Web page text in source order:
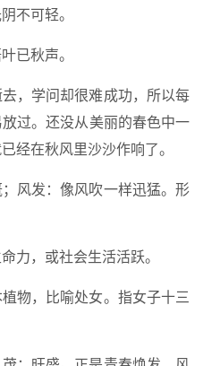
不可轻。
已秋声。
，学问却很难成功，所以每
过。还没从美丽的春色中一
经在秋风里沙沙作响了。
风发：像风吹一样迅猛。形
力，或社会生活活跃。
物，比喻处女。指女子十三